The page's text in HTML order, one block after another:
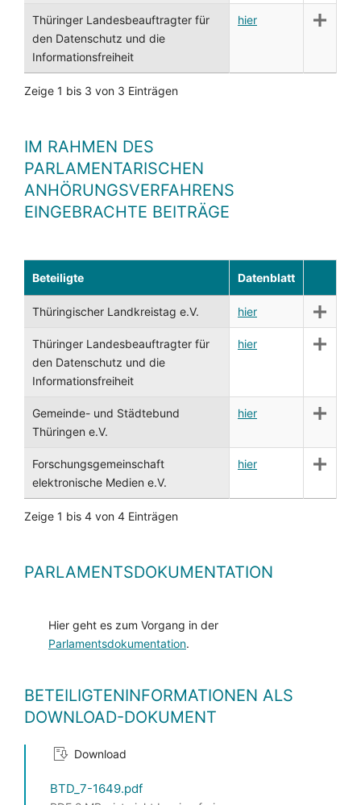
Thüringer Landesbeauftragter für
den Datenschutz und die
Informationsfreiheit
hier
Zeige 1 bis 3 von 3 Einträgen
IM RAHMEN DES
PARLAMENTARISCHEN
ANHÖRUNGSVERFAHRENS
EINGEBRACHTE BEITRÄGE
Beteiligte Datenblatt
Thüringischer Landkreistag e.V. hier
Thüringer Landesbeauftragter für
den Datenschutz und die
Informationsfreiheit
hier
Gemeinde- und Städtebund
Thüringen e.V.
hier
Forschungsgemeinschaft
elektronische Medien e.V.
hier
Zeige 1 bis 4 von 4 Einträgen
PARLAMENTSDOKUMENTATION
Hier geht es zum Vorgang in der
Parlamentsdokumentation.
BETEILIGTENINFORMATIONEN ALS
DOWNLOAD-DOKUMENT
Download
BTD_7-1649.pdf